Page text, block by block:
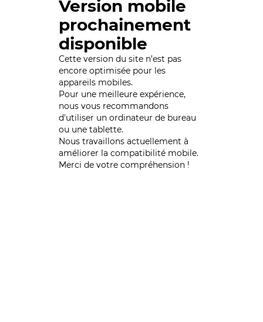
Version mobile
prochainement
disponible
Cette version du site n’est pas
encore optimisée pour les
appareils mobiles.
Pour une meilleure expérience,
nous vous recommandons
d'utiliser un ordinateur de bureau
ou une tablette.
Nous travaillons actuellement à
améliorer la compatibilité mobile.
Merci de votre compréhension !